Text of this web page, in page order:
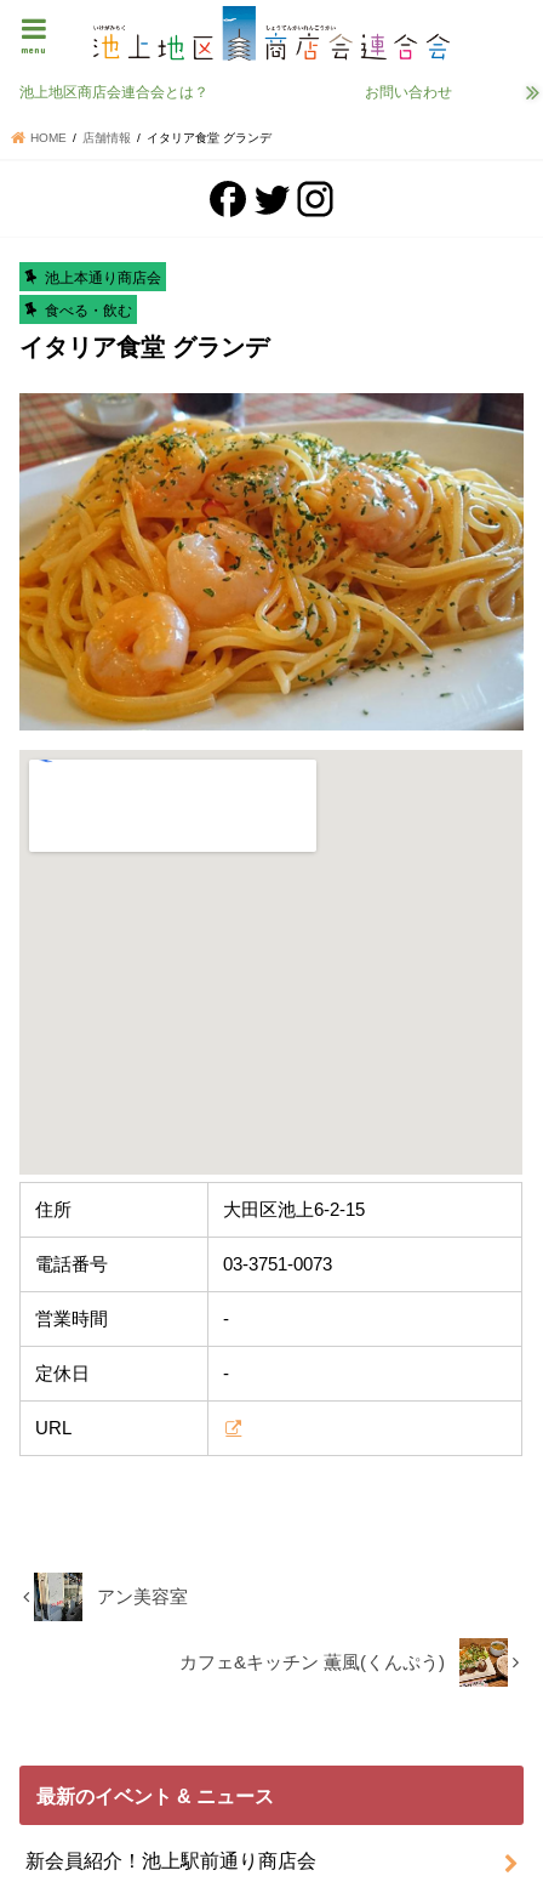
menu
池上地区商店会連合会とは？ お問い合わせ
HOME 店舗情報 イタリア食堂 グランデ
池上本通り商店会
食べる・飲む
イタリア食堂 グランデ
住所 大田区池上6-2-15
電話番号 03-3751-0073
営業時間 -
定休日 -
URL
アン美容室
カフェ&キッチン 薫風(くんぷう)
最新のイベント & ニュース
新会員紹介！池上駅前通り商店会